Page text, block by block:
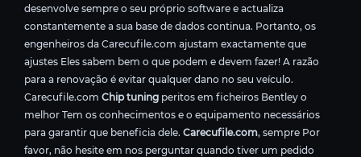
desenvolve sempre o seu próprio software e actualiza
constantemente a sua base de dados continua. Portanto, os
engenheiros da Carecufile.com ajustam exactamente que
ajustes Eles sabem bem o que podem e devem fazer! A razão
para a renovação é evitar qualquer dano no seu veículo.
Carecufile.com Chip tuning peritos em ficheiros Bentley o
melhor Tem os conhecimentos e o equipamento necessários
para garantir que beneficia dele. Carecufile.com, sempre Por
favor, não hesite em nos perguntar quando tiver um pedido